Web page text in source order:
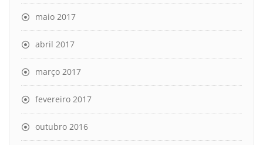
maio 2017
abril 2017
março 2017
fevereiro 2017
outubro 2016